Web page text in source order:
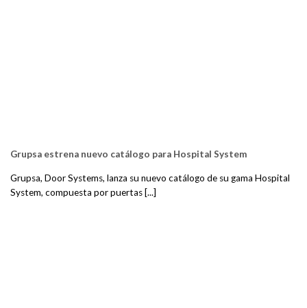
Grupsa estrena nuevo catálogo para Hospital System
Grupsa, Door Systems, lanza su nuevo catálogo de su gama Hospital
System, compuesta por puertas [...]